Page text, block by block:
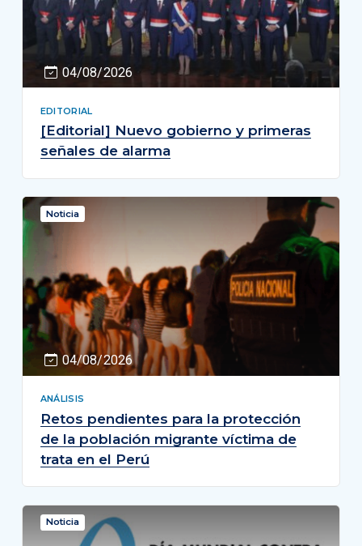
04/08/2026
EDITORIAL
[Editorial] Nuevo gobierno y primeras
señales de alarma
Noticia
04/08/2026
ANÁLISIS
Retos pendientes para la protección
de la población migrante víctima de
trata en el Perú
Noticia